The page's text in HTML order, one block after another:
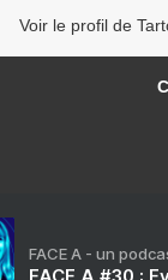
Voir le profil de
FACE A - un